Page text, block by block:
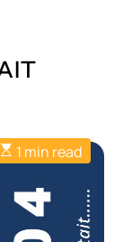
1 min read